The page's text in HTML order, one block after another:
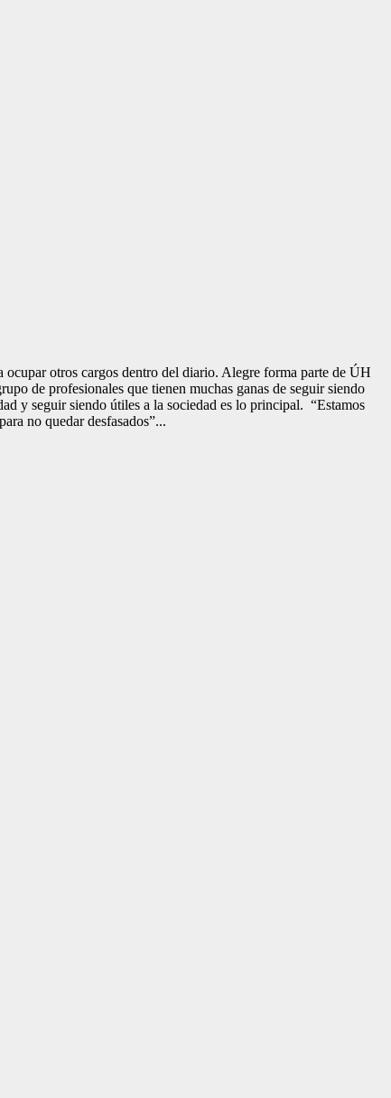
otros cargos dentro del diario. Alegre forma parte de ÚH
de profesionales que tienen muchas ganas de seguir siendo
y seguir siendo útiles a la sociedad es lo principal. “Estamos
no quedar desfasados”...